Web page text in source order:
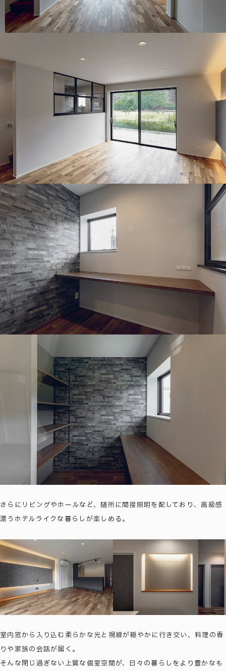
さらにリビングやホールなど、随所に間接照明を配しており、高級感
漂うホテルライクな暮らしが楽しめる。
室内窓から入り込む柔らかな光と視線が穏やかに行き交い、料理の香
りや家族の会話が届く。
そんな閉じ過ぎない上質な個室空間が、日々の暮らしをより豊かなも